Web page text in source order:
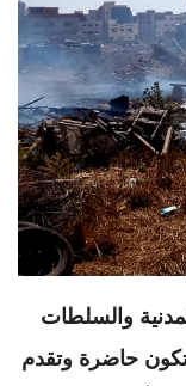
والسلطات
تكون حاضرة وتقدم